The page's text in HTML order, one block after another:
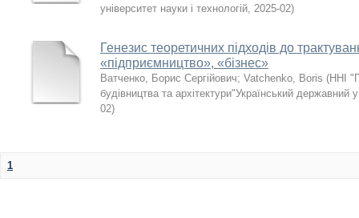
університет науки і технологій, 2025-02)
Генезис теоретичних підходів до
«підприємництво», «бізнес»
Ватченко, Борис Сергійович; Vatchenko, Boris (ННІ
будівництва та архітектури"Український державний
02)
1